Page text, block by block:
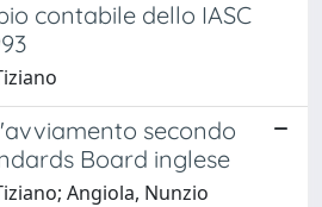
contabile dello IASC
secondo
Board inglese
Angiola, Nunzio